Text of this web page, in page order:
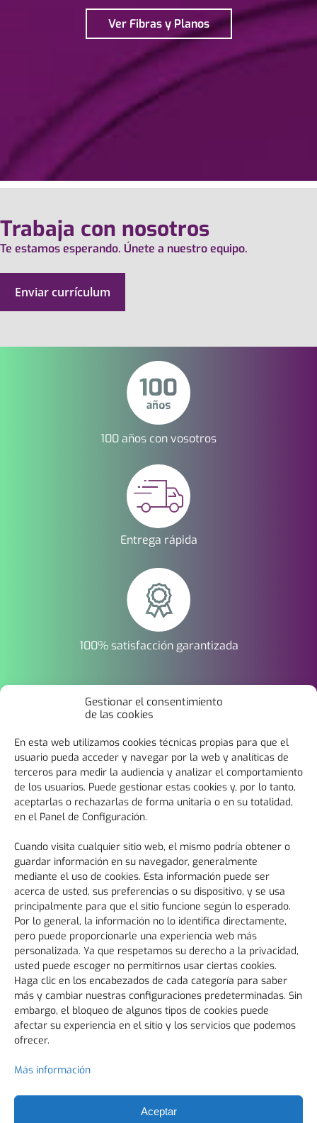
Gestionar el consentimiento
de las cookies
En esta web utilizamos cookies técnicas propias para que el
usuario pueda acceder y navegar por la web y analíticas de
terceros para medir la audiencia y analizar el comportamiento
de los usuarios. Puede gestionar estas cookies y, por lo tanto,
aceptarlas o rechazarlas de forma unitaria o en su totalidad,
en el Panel de Configuración.
Cuando visita cualquier sitio web, el mismo podría obtener o
guardar información en su navegador, generalmente
mediante el uso de cookies. Esta información puede ser
acerca de usted, sus preferencias o su dispositivo, y se usa
principalmente para que el sitio funcione según lo esperado.
Por lo general, la información no lo identifica directamente,
pero puede proporcionarle una experiencia web más
personalizada. Ya que respetamos su derecho a la privacidad,
usted puede escoger no permitirnos usar ciertas cookies.
Haga clic en los encabezados de cada categoría para saber
más y cambiar nuestras configuraciones predeterminadas. Sin
embargo, el bloqueo de algunos tipos de cookies puede
afectar su experiencia en el sitio y los servicios que podemos
ofrecer.
Más información
Aceptar
Ver Fibras y Planos
Trabaja con nosotros
Te estamos esperando. Únete a nuestro equipo.
Enviar currículum
100 años con vosotros
Entrega rápida
100% satisfacción garantizada
Pregúntenos y le asesoraremos según sus
condiciones de uso y aplicación con la garantía de
conocer el mercado durante 100 años.
aparisi@aparisicepillos.com
Disponemos de Certificado de aptitud alimentaria,
cumpliendo con Regulation (EC) No 2023/2006
"Good Manufacturing Practice" y Regulation (EC) No
10/2011 sobre materiales y objetos plásticos
destinados a entrar en contacto con alimento.
Aviso Legal
Trabaja con nosotros